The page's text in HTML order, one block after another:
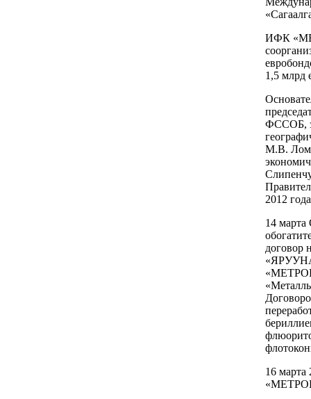
ИФК
1,5 млрд
ФССОБ,
М.В.
2012
14
договор
16 марта